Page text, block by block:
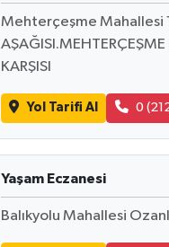
Mehterçeşme Mahallesi
KARŞISI
Yol Tarifi Al 0
Yaşam Eczanesi
Balıkyolu Mahallesi